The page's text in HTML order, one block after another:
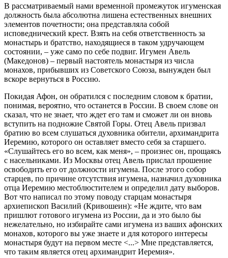
В рассматриваемый нами временной промежуток игуменская
должность была абсолютна лишена естественных внешних
элементов почетности; она представляла собой
исповеднический крест. Взять на себя ответственность за
монастырь и братство, находящиеся в таком удручающем
состоянии, – уже само по себе подвиг. Игумен Авель
(Македонов) – первый настоятель монастыря из числа
монахов, прибывших из Советского Союза, вынужден был
вскоре вернуться в Россию.
Покидая Афон, он обратился с последним словом к братии,
понимая, вероятно, что останется в России. В своем слове он
сказал, что не знает, что ждет его там и сможет ли он вновь
вступить на подножие Святой Горы. Отец Авель призвал
братию во всем слушаться духовника обители, архимандрита
Иеремию, которого он оставляет вместо себя за старшего.
«Слушайтесь его во всем, как меня», – произнес он, прощаясь
с насельниками. Из Москвы отец Авель прислал прошение
освободить его от должности игумена. После этого собор
старцев, по причине отсутствия игумена, назначил духовника
отца Иеремию местоблюстителем и определил дату выборов.
Вот что написал по этому поводу старцам монастыря
архиепископ Василий (Кривошеин): «Не ждите, что вам
пришлют готового игумена из России, да и это было бы
нежелательно, но избирайте сами игумена из ваших афонских
монахов, которого вы уже знаете и для которого интересы
монастыря будут на первом месте <...> Мне представляется,
что таким является отец архимандрит Иеремия».